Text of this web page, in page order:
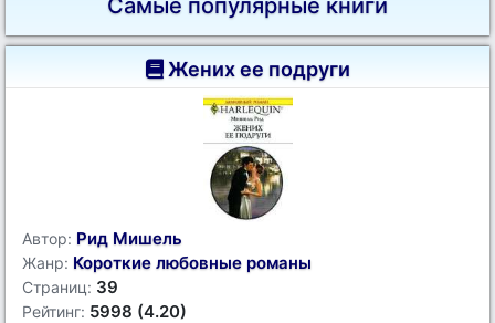
Самые популярные книги
Жених ее подруги
Автор: Рид Мишель
Жанр: Короткие любовные романы
Страниц: 39
Рейтинг: 5998 (4.20)